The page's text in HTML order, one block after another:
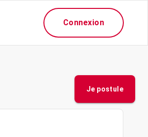
Connexion
Je postule